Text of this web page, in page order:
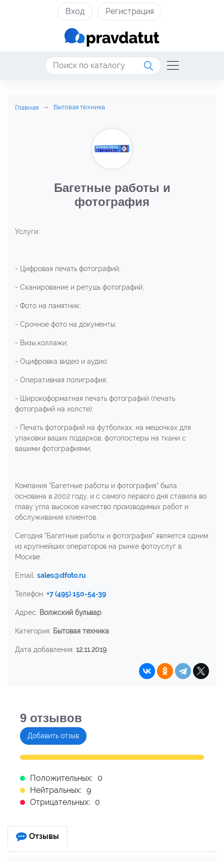
Вход Регистрация
Главная Бытовая техника
Багетные работы и
фотография
Услуги:
- Цифровая печать фотографий;
- Сканирование и ретушь фотографий;
- Фото на памятник;
- Срочное фото на документы;
- Визы,коллажи;
- Оцифровка видео и аудио;
- Оперативная полиграфия;
- Широкоформатная печать фотографий (печать
фотографий на холсте);
- Печать фотографий на футболках, на мешочках для
упаковки ваших подарков, фотопостеры на ткани с
вашими фотографиями;
Компания "Багетные работы и фотография" была
основана в 2002 году, и с самого первого дня ставила во
главу угла высокое качество производимых работ и
обслуживания клиентов.
Сегодня "Багетные работы и фотография" является одним
из крупнейших операторов на рынке фотоуслуг в
Москве.
Email: sales@dfoto.ru
Телефон: +7 (495) 150-54-39
Адрес: Волжский бульвар
Категория: Бытовая техника
Дата добавления: 12.11.2019
9 отзывов
Добавить отзыв
Положительных:
0
Нейтральных: 9
Отрицательных:
0
Отзывы